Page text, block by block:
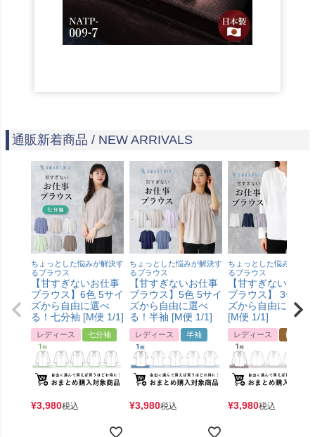
通販新着商品 / NEW ARRIVALS
ちょっとした悩みが解決す
るブラウス
【甘すぎないお仕事
ブラウス】6色 5サイ
ズから自由に選べ
る！七分袖 [M便 1/1]
レディース 七分袖
¥3,980税込
ちょっとした悩みが解決す
るブラウス
【甘すぎないお仕事
ブラウス】5色 5サイ
ズから自由に選べ
る！半袖 [M便 1/1]
レディース 半袖
¥3,980税込
ちょっとした悩みが解決
るブラウス
【甘すぎないお仕
ブラウス】 3色4サ
ズから自由に選べ
[M便 1/1]
レディース 長袖
¥3,980税込